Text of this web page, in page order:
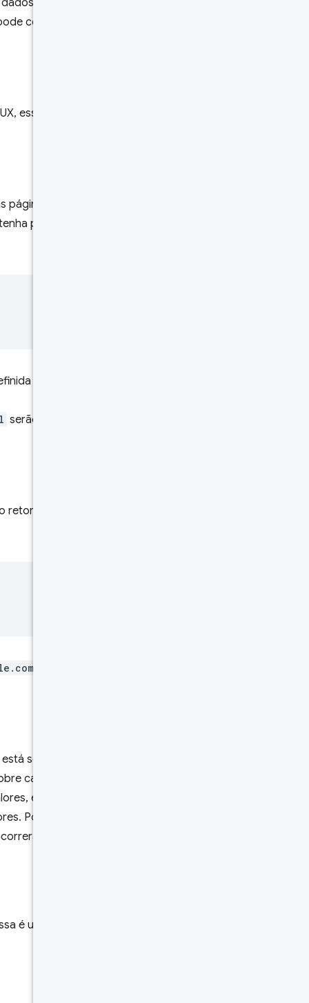
específicos para um
conter dados de uma ou
esses identificadores são
dessa origem são
páginas conforme
como
serão retornados e
retornados. Voltando ao
foo.html
sendo agregado. Por
cargas que ocorreram
e a falta de
Por exemplo, especificar
em qualquer
é uma classe geral de